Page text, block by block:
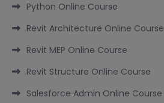
Python Online Course
Revit Architecture Online Course
Revit MEP Online Course
Revit Structure Online Course
Salesforce Admin Online Course